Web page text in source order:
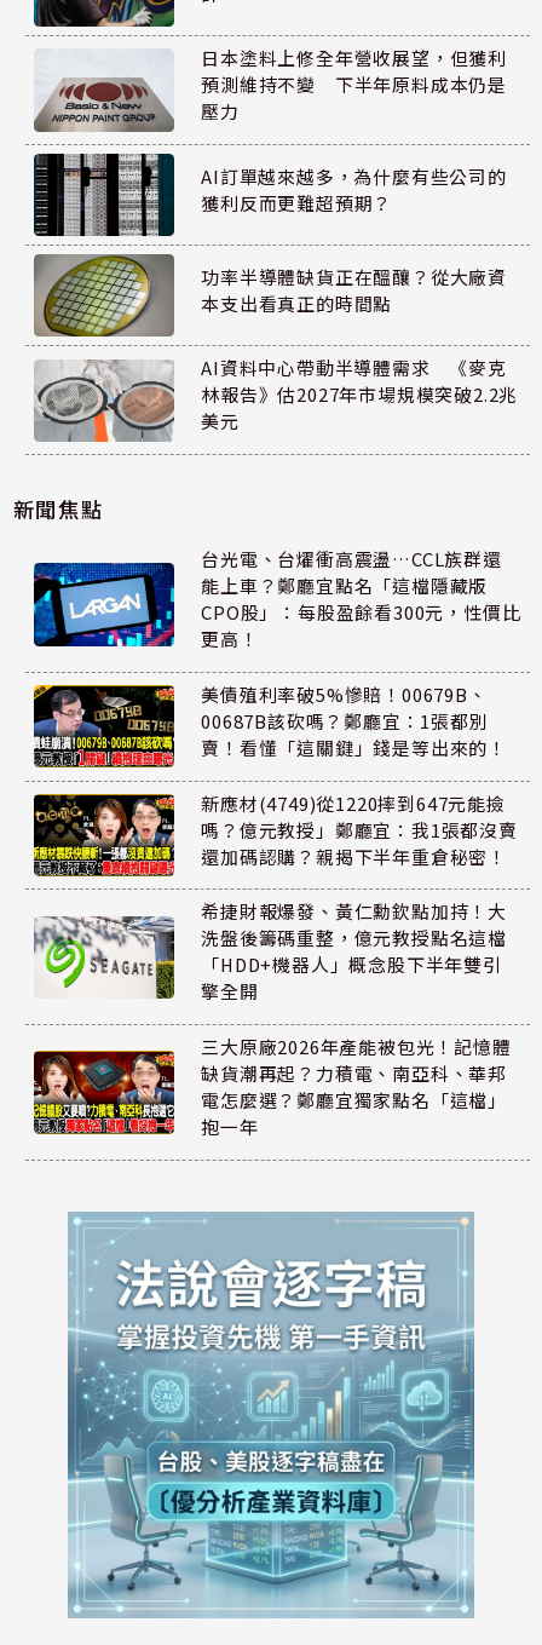
日本塗料上修全年營收展望，但獲利
預測維持不變 下半年原料成本仍是
壓力
AI訂單越來越多，為什麼有些公司的
獲利反而更難超預期？
功率半導體缺貨正在醞釀？從大廠資
本支出看真正的時間點
AI資料中心帶動半導體需求 《麥克
林報告》估2027年市場規模突破2.2兆
美元
新聞焦點
台光電、台燿衝高震盪…CCL族群還
能上車？鄭廳宜點名「這檔隱藏版
CPO股」：每股盈餘看300元，性價比
更高！
美債殖利率破5%慘賠！00679B、
00687B該砍嗎？鄭廳宜：1張都別
賣！看懂「這關鍵」錢是等出來的！
新應材(4749)從1220摔到647元能撿
嗎？億元教授」鄭廳宜：我1張都沒賣
還加碼認購？親揭下半年重倉秘密！
希捷財報爆發、黃仁勳欽點加持！大
洗盤後籌碼重整，億元教授點名這檔
「HDD+機器人」概念股下半年雙引
擎全開
三大原廠2026年產能被包光！記憶體
缺貨潮再起？力積電、南亞科、華邦
電怎麼選？鄭廳宜獨家點名「這檔」
抱一年